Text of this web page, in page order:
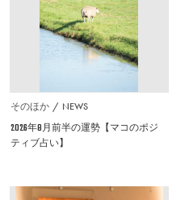
そのほか NEWS
2026年8月前半の運勢【マコのポジ
ティブ占い】